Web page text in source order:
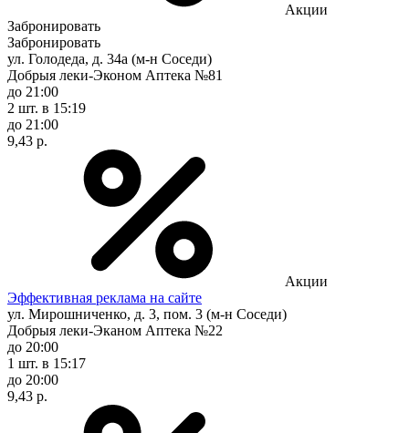
Акции
Забронировать
Забронировать
ул. Голодеда, д. 34а (м-н Соседи)
Добрыя леки-Эконом Аптека №81
до 21:00
2 шт. в 15:19
до 21:00
9,43 р.
Акции
Эффективная реклама на сайте
ул. Мирошниченко, д. 3, пом. 3 (м-н Соседи)
Добрыя леки-Эканом Аптека №22
до 20:00
1 шт. в 15:17
до 20:00
9,43 р.